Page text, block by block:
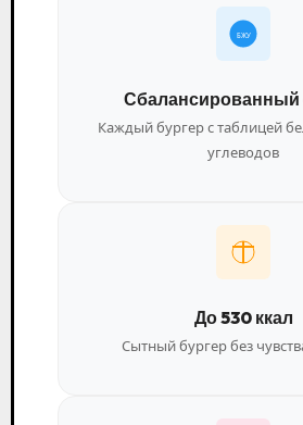
БЖУ
Сбалансированный
Каждый бургер с таблицей
углеводов
До 530 ккал
Сытный бургер без